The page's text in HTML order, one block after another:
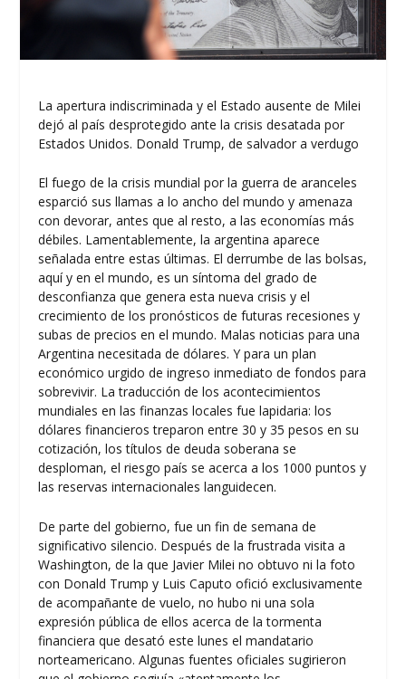
La apertura indiscriminada y el Estado ausente de Milei
dejó al país desprotegido ante la crisis desatada por
Estados Unidos. Donald Trump, de salvador a verdugo
El fuego de la crisis mundial por la guerra de aranceles
esparció sus llamas a lo ancho del mundo y amenaza
con devorar, antes que al resto, a las economías más
débiles. Lamentablemente, la argentina aparece
señalada entre estas últimas. El derrumbe de las bolsas,
aquí y en el mundo, es un síntoma del grado de
desconfianza que genera esta nueva crisis y el
crecimiento de los pronósticos de futuras recesiones y
subas de precios en el mundo. Malas noticias para una
Argentina necesitada de dólares. Y para un plan
económico urgido de ingreso inmediato de fondos para
sobrevivir. La traducción de los acontecimientos
mundiales en las finanzas locales fue lapidaria: los
dólares financieros treparon entre 30 y 35 pesos en su
cotización, los títulos de deuda soberana se
desploman, el riesgo país se acerca a los 1000 puntos y
las reservas internacionales languidecen.
De parte del gobierno, fue un fin de semana de
significativo silencio. Después de la frustrada visita a
Washington, de la que Javier Milei no obtuvo ni la foto
con Donald Trump y Luis Caputo ofició exclusivamente
de acompañante de vuelo, no hubo ni una sola
expresión pública de ellos acerca de la tormenta
financiera que desató este lunes el mandatario
norteamericano. Algunas fuentes oficiales sugirieron